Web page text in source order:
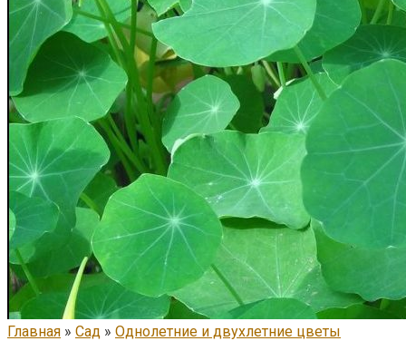
Главная » Сад » Однолетние и двухлетние цветы